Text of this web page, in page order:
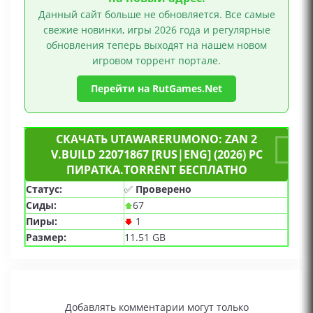
Данный сайт больше не обновляется. Все самые
свежие новинки, игры 2026 года и регулярные
обновления теперь выходят на нашем новом
игровом торрент портале.
Перейти на RutGames.Net
СКАЧАТЬ UTAWARERUMONO: ZAN 2
V.BUILD 22071867 [RUS|ENG] (2026) PC
ПИРАТКА.TORRENT БЕСПЛАТНО
Статус: ✅ Проверено
Сиды:
67
Пиры:
1
Размер:
11.51 GB
Добавлять комментарии могут только